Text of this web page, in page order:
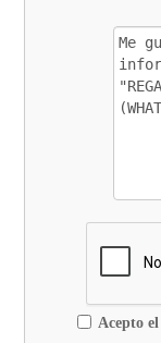
Acepto el